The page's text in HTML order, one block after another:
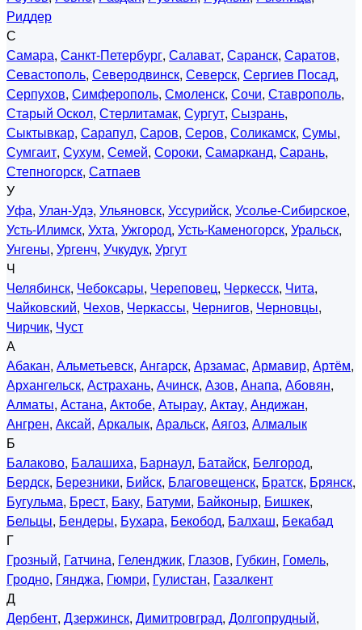
Риддер
С
Самара, Санкт-Петербург, Салават, Саранск, Саратов,
Севастополь, Северодвинск, Северск, Сергиев Посад,
Серпухов, Симферополь, Смоленск, Сочи, Ставрополь,
Старый Оскол, Стерлитамак, Сургут, Сызрань,
Сыктывкар, Сарапул, Саров, Серов, Соликамск, Сумы,
Сумгаит, Сухум, Семей, Сороки, Самарканд, Сарань,
Степногорск, Сатпаев
У
Уфа, Улан-Удэ, Ульяновск, Уссурийск, Усолье-Сибирское,
Усть-Илимск, Ухта, Ужгород, Усть-Каменогорск, Уральск,
Унгены, Ургенч, Учкудук, Ургут
Ч
Челябинск, Чебоксары, Череповец, Черкесск, Чита,
Чайковский, Чехов, Черкассы, Чернигов, Черновцы,
Чирчик, Чуст
А
Абакан, Альметьевск, Ангарск, Арзамас, Армавир, Артём,
Архангельск, Астрахань, Ачинск, Азов, Анапа, Абовян,
Алматы, Астана, Актобе, Атырау, Актау, Андижан,
Ангрен, Аксай, Аркалык, Аральск, Аягоз, Алмалык
Б
Балаково, Балашиха, Барнаул, Батайск, Белгород,
Бердск, Березники, Бийск, Благовещенск, Братск, Брянск,
Бугульма, Брест, Баку, Батуми, Байконыр, Бишкек,
Бельцы, Бендеры, Бухара, Бекобод, Балхаш, Бекабад
Г
Грозный, Гатчина, Геленджик, Глазов, Губкин, Гомель,
Гродно, Гянджа, Гюмри, Гулистан, Газалкент
Д
Дербент, Дзержинск, Димитровград, Долгопрудный,